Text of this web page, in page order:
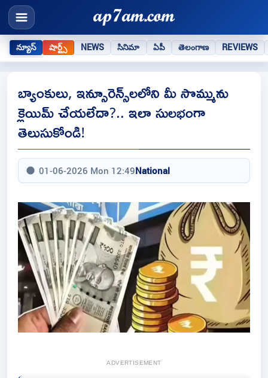
న్యూస్ షార్ట్స్ NEWS సినిమా ఏపీ తెలంగాణ REVIEWS
బ్యాంకులు, ఇన్సూరెన్స్‌లలోని మీ సొమ్మును
క్లెయిమ్ చేయలేదా?.. ఇలా సులభంగా
తెలుసుకోండి!
01-06-2026 Mon 12:49National
ADVERTISEMENT